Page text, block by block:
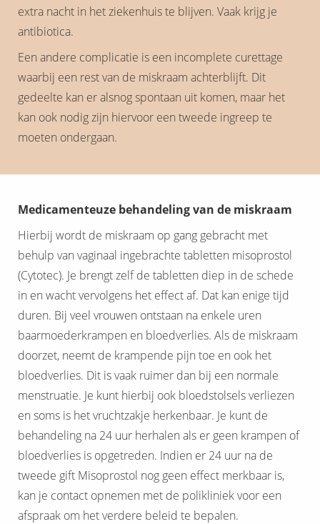
extra nacht in het ziekenhuis te blijven. Vaak krijg je
antibiotica.
Een andere complicatie is een incomplete curettage
waarbij een rest van de miskraam achterblijft. Dit
gedeelte kan er alsnog spontaan uit komen, maar het
kan ook nodig zijn hiervoor een tweede ingreep te
moeten ondergaan.
Medicamenteuze behandeling van de miskraam
Hierbij wordt de miskraam op gang gebracht met
behulp van vaginaal ingebrachte tabletten misoprostol
(Cytotec). Je brengt zelf de tabletten diep in de schede
in en wacht vervolgens het effect af. Dat kan enige tijd
duren. Bij veel vrouwen ontstaan na enkele uren
baarmoederkrampen en bloedverlies. Als de miskraam
doorzet, neemt de krampende pijn toe en ook het
bloedverlies. Dit is vaak ruimer dan bij een normale
menstruatie. Je kunt hierbij ook bloedstolsels verliezen
en soms is het vruchtzakje herkenbaar. Je kunt de
behandeling na 24 uur herhalen als er geen krampen of
bloedverlies is opgetreden. Indien er 24 uur na de
tweede gift Misoprostol nog geen effect merkbaar is,
kan je contact opnemen met de polikliniek voor een
afspraak om het verdere beleid te bepalen.